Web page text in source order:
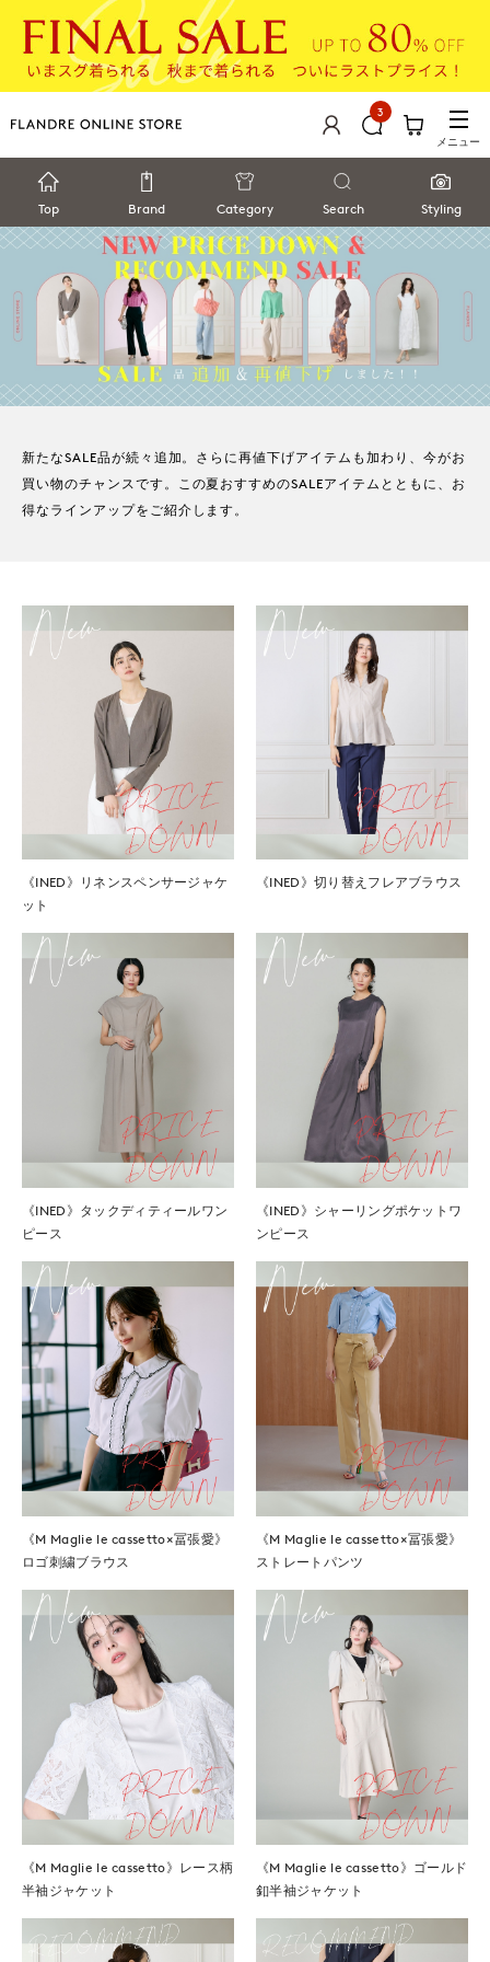
3
メニュー
Top Brand Category Search Styling
新たなSALE品が続々追加。 さらに再値下げアイテムも加わり、今がお
買い物のチャンスです。
この夏おすすめのSALEアイテムとともに、お
得なラインアップをご紹介します。
《INED》リネンスペンサージャケ
ット
《INED》切り替えフレアブラウス
《INED》タックディティールワン
ピース
《INED》シャーリングポケットワ
ンピース
《M Maglie le cassetto×冨張愛》
ロゴ刺繍ブラウス
《M Maglie le cassetto×冨張愛》
ストレートパンツ
《M Maglie le cassetto》レース柄
半袖ジャケット
《M Maglie le cassetto》ゴールド
釦半袖ジャケット